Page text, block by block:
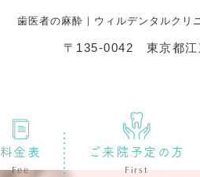
歯医者の麻酔｜ウィルデンタルクリ
〒135-0042 東京都江
料金表
Fee
ご来院予定の方
First